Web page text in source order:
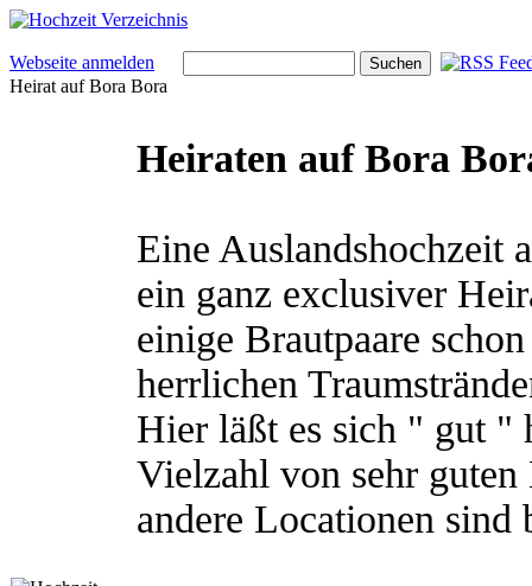
Webseite anmelden
Heirat auf Bora Bora
Heiraten auf Bora
Eine Auslandshochzeit
ein ganz exclusiver
einige Brautpaare
herrlichen
Hier läßt es sich " gut "
Vielzahl von sehr
andere Locationen sind